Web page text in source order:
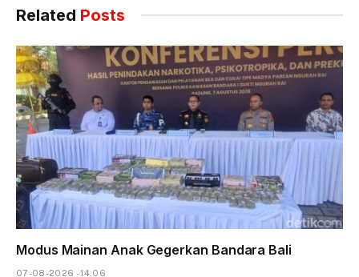
Related Posts
Modus Mainan Anak Gegerkan Bandara Bali
07-08-2026 - 14.06